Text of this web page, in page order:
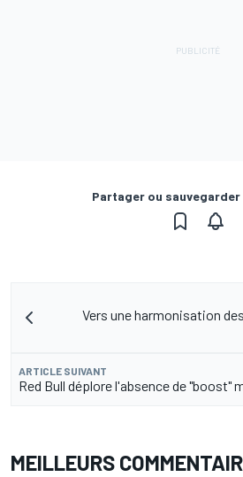
Partager ou
Vers une harmonisation
ARTICLE SUIVANT
Red Bull déplore l'absence de "boost"
MEILLEURS